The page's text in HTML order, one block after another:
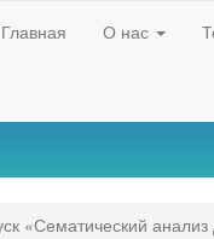
Главная О нас
«Сематический